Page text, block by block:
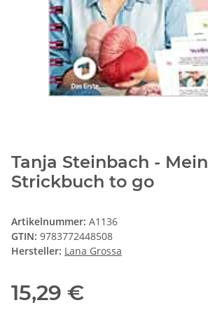
Tanja Steinbach - Mein
Strickbuch to go
Artikelnummer: A1136
GTIN: 9783772448508
Hersteller: Lana Grossa
15,29 €